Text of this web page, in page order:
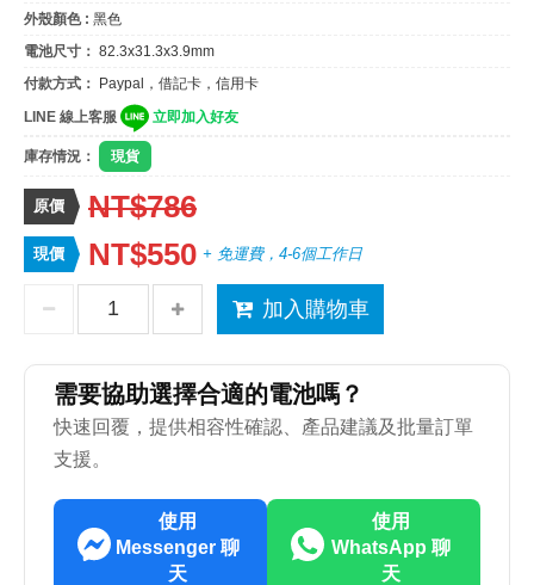
外殼顏色 : 黑色
電池尺寸： 82.3x31.3x3.9mm
付款方式： Paypal，借記卡，信用卡
LINE 線上客服
立即加入好友
庫存情況： 現貨
原價 NT$786
現價 NT$550 + 免運費，4-6個工作日
加入購物車
需要協助選擇合適的電池嗎？
快速回覆，提供相容性確認、產品建議及批量訂單
支援。
使用
Messenger 聊
天
使用
WhatsApp 聊
天